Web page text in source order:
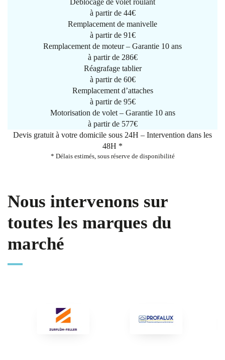
Déblocage de volet roulant
à partir de 44€
Remplacement de manivelle
à partir de 91€
Remplacement de moteur – Garantie 10 ans
à partir de 286€
Réagrafage tablier
à partir de 60€
Remplacement d’attaches
à partir de 95€
Motorisation de volet – Garantie 10 ans
à partir de 577€
Devis gratuit à votre domicile sous 24H – Intervention dans les
48H *
* Délais estimés, sous réserve de disponibilité
Nous intervenons sur
toutes les marques du
marché